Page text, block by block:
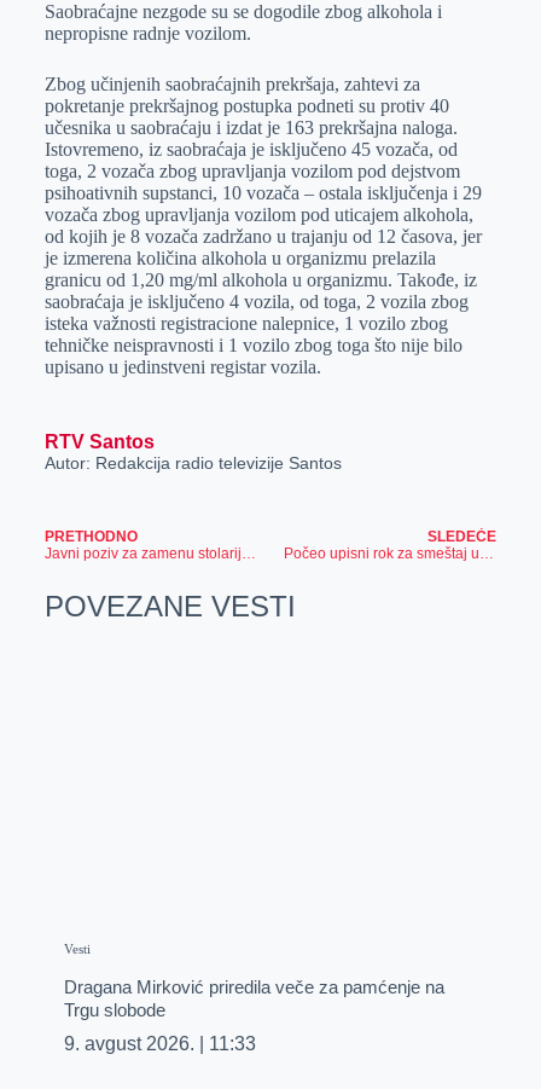
Saobraćajne nezgode su se dogodile zbog alkohola i
nepropisne radnje vozilom.
Zbog učinjenih saobraćajnih prekršaja, zahtevi za
pokretanje prekršajnog postupka podneti su protiv 40
učesnika u saobraćaju i izdat je 163 prekršajna naloga.
Istovremeno, iz saobraćaja je isključeno 45 vozača, od
toga, 2 vozača zbog upravljanja vozilom pod dejstvom
psihoativnih supstanci, 10 vozača – ostala isključenja i 29
vozača zbog upravljanja vozilom pod uticajem alkohola,
od kojih je 8 vozača zadržano u trajanju od 12 časova, jer
je izmerena količina alkohola u organizmu prelazila
granicu od 1,20 mg/ml alkohola u organizmu. Takođe, iz
saobraćaja je isključeno 4 vozila, od toga, 2 vozila zbog
isteka važnosti registracione nalepnice, 1 vozilo zbog
tehničke neispravnosti i 1 vozilo zbog toga što nije bilo
upisano u jedinstveni registar vozila.
RTV Santos
Autor: Redakcija radio televizije Santos
PRETHODNO
Javni poziv za zamenu stolarije-Proverite da li ispunjavate uslove
SLEDEĆE
Počeo upisni rok za smeštaj u domu učenika
POVEZANE VESTI
Vesti
Dragana Mirković priredila veče za pamćenje na
Trgu slobode
9. avgust 2026.
11:33